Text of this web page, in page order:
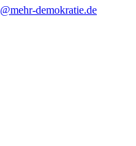
@mehr-demokratie.de